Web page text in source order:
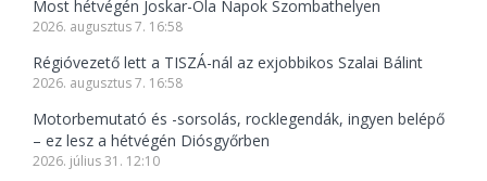
Most hétvégén Joskar-Ola Napok Szombathelyen
2026. augusztus 7. 16:58
Régióvezető lett a TISZÁ-nál az exjobbikos Szalai Bálint
2026. augusztus 7. 16:58
Motorbemutató és -sorsolás, rocklegendák, ingyen belépő
– ez lesz a hétvégén Diósgyőrben
2026. július 31. 12:10